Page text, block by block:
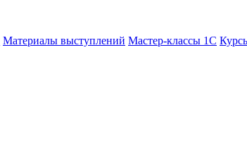
Материалы выступлений Мастер-классы 1С